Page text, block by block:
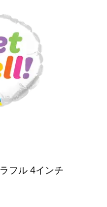
フル 4インチ